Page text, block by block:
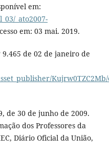
em:
_ato2007-
em: 03 mai. 2019.
9.465 de 02 de janeiro de
de 30 de junho de 2009.
dos Professores da
Diário Oficial da União,